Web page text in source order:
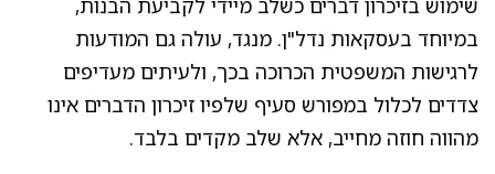
שימוש בזיכרון דברים כשלב מיידי לקביעת הבנות,
במיוחד בעסקאות נדל"ן. מנגד, עולה גם המודעות
לרגישות המשפטית הכרוכה בכך, ולעיתים מעדיפים
צדדים לכלול במפורש סעיף שלפיו זיכרון הדברים אינו
מהווה חוזה מחייב, אלא שלב מקדים בלבד.